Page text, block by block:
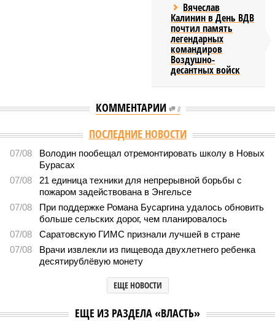
Вячеслав
Калинин в День ВДВ
почтил память
легендарных
командиров
Воздушно-
десантных войск
КОММЕНТАРИИ 0
ПОСЛЕДНИЕ НОВОСТИ
07/08
Володин пообещал отремонтировать школу в Новых
Бурасах
07/08
21 единица техники для непрерывной борьбы с
пожаром задействована в Энгельсе
07/08
При поддержке Романа Бусаргина удалось обновить
больше сельских дорог, чем планировалось
07/08
Саратовскую ГИМС признали лучшей в стране
07/08
Врачи извлекли из пищевода двухлетнего ребенка
десятирублёвую монету
ЕЩЕ НОВОСТИ
ЕЩЕ ИЗ РАЗДЕЛА «ВЛАСТЬ»